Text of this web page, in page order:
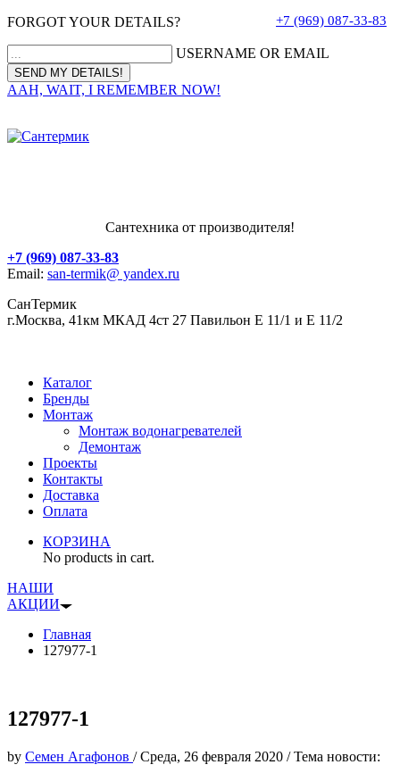
FORGOT YOUR DETAILS?
USERNAME OR EMAIL
AAH, WAIT, I REMEMBER NOW!
+7 (969) 087-33-83
Сантехника от производителя!
+7 (969) 087-33-83
Email: san-termik@ yandex.ru
СанТермик
г.Москва, 41км МКАД 4ст 27 Павильон Е 11/1 и Е 11/2
Каталог
Бренды
Монтаж
Монтаж водонагревателей
Демонтаж
Проекты
Контакты
Доставка
Оплата
КОРЗИНА
No products in cart.
НАШИ
АКЦИИ
Главная
127977-1
127977-1
by Семен Агафонов /Среда, 26 февраля 2020 /Тема новости: